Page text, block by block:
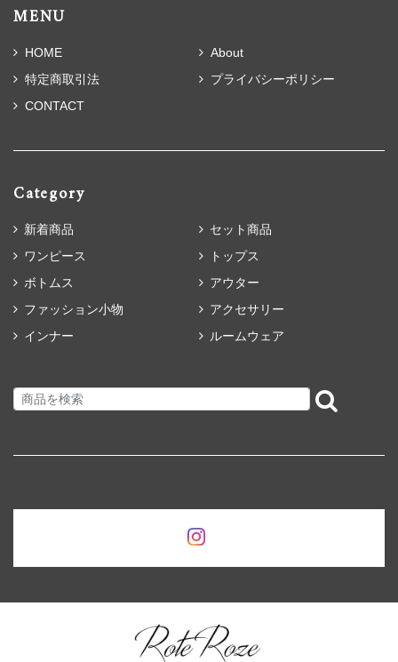
MENU
HOME
About
特定商取引法
プライバシーポリシー
CONTACT
Category
新着商品
セット商品
ワンピース
トップス
ボトムス
アウター
ファッション小物
アクセサリー
インナー
ルームウェア